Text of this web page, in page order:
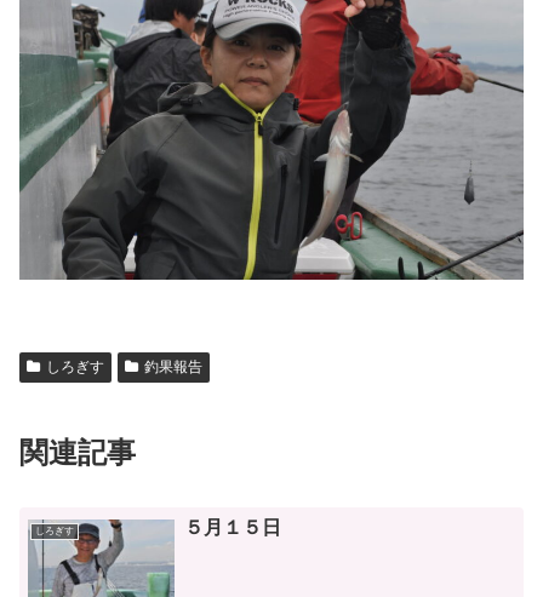
しろぎす 釣果報告
関連記事
しろぎす ５月１５日